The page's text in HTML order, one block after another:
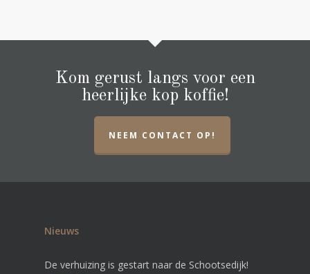
Kom gerust langs voor een
heerlijke kop koffie!
NEEM CONTACT OP!
Nieuws
De verhuizing is gestart naar de Schootsedijk!